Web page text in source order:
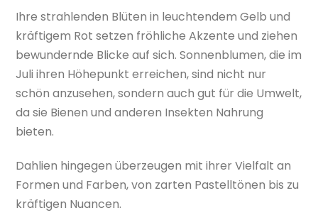
Ihre strahlenden Blüten in leuchtendem Gelb und
kräftigem Rot setzen fröhliche Akzente und ziehen
bewundernde Blicke auf sich. Sonnenblumen, die im
Juli ihren Höhepunkt erreichen, sind nicht nur
schön anzusehen, sondern auch gut für die Umwelt,
da sie Bienen und anderen Insekten Nahrung
bieten.
Dahlien hingegen überzeugen mit ihrer Vielfalt an
Formen und Farben, von zarten Pastelltönen bis zu
kräftigen Nuancen.